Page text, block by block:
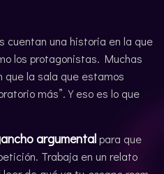
cuentan una historia en la que
los protagonistas. Muchas
que la sala que estamos
más”. Y eso es lo que
argumentalpara que
Trabaja en un relato